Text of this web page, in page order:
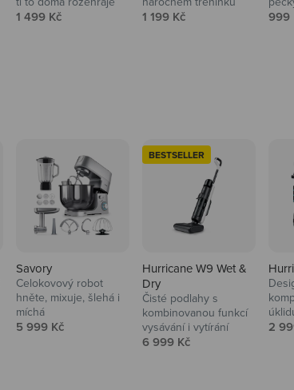
Prodejní cena
1 499 Kč Prodejní cena
1 199 Kč 999
Savory
Celokovový robot
hněte, mixuje, šlehá i
míchá
Prodejní cena
5 999 Kč
BESTSELLER
Hurricane W9 Wet &
Dry
Čisté podlahy s
kombinovanou funkcí
vysávání i vytírání
Prodejní cena
6 999 Kč
2